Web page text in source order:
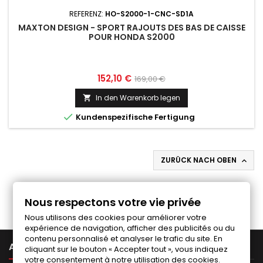
REFERENZ: HO-S2000-1-CNC-SD1A
MAXTON DESIGN - SPORT RAJOUTS DES BAS DE CAISSE
POUR HONDA S2000
Preis
152,10 € Normaler
Preis
169,00 €
 In den Warenkorb legen
 Kundenspezifische Fertigung
ZURÜCK NACH OBEN 
ARTIKEL
Nous respectons votre vie privée
Nous utilisons des cookies pour améliorer votre
expérience de navigation, afficher des publicités ou du
contenu personnalisé et analyser le trafic du site. En
cliquant sur le bouton « Accepter tout », vous indiquez
votre consentement à notre utilisation des cookies.